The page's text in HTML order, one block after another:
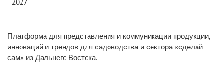
2027
Платформа для представления и коммуникации продукции,
инноваций и трендов для садоводства и сектора «сделай
сам» из Дальнего Востока.